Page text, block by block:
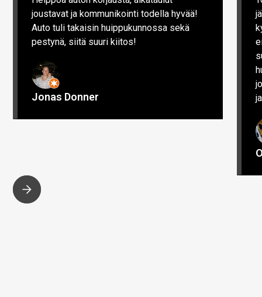
joustavat ja kommunikointi todella hyvää!
Auto tuli takaisin huippukunnossa sekä
pestynä, siitä suuri kiitos!
Jonas Donner